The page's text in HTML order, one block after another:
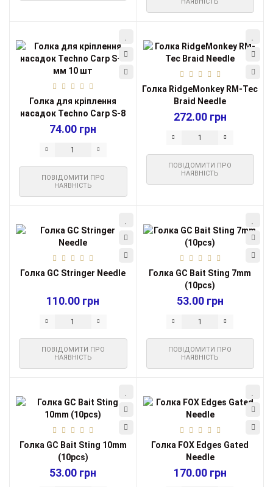
Голка для кріплення
насадок Techno Carp S-8
мм 10 шт
74.00 грн
ПОВІДОМИТИ ПРО
НАЯВНІСТЬ
Голка RidgeMonkey RM-Tec
Braid Needle
272.00 грн
ПОВІДОМИТИ ПРО
НАЯВНІСТЬ
Голка GC Stringer Needle
110.00 грн
ПОВІДОМИТИ ПРО
НАЯВНІСТЬ
Голка GC Bait Sting 7mm
(10pcs)
53.00 грн
ПОВІДОМИТИ ПРО
НАЯВНІСТЬ
Голка GC Bait Sting 10mm
(10pcs)
53.00 грн
Голка FOX Edges Gated
Needle
170.00 грн